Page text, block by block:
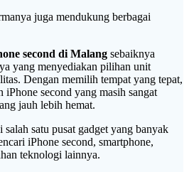
juga mendukung berbagai
second di Malang sebaiknya
yang menyediakan pilihan unit
Dengan memilih tempat yang tepat,
iPhone second yang masih sangat
jauh lebih hemat.
satu pusat gadget yang banyak
iPhone second, smartphone,
teknologi lainnya.